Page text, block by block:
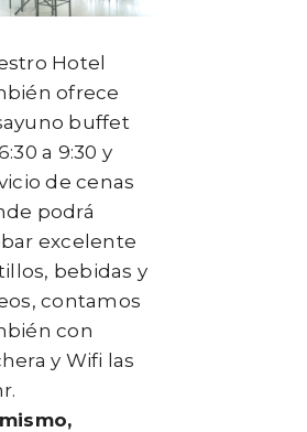
Hotel
ofrece
buffet
a 9:30 y
de cenas
podrá
excelente
bebidas y
contamos
con
y Wifi las